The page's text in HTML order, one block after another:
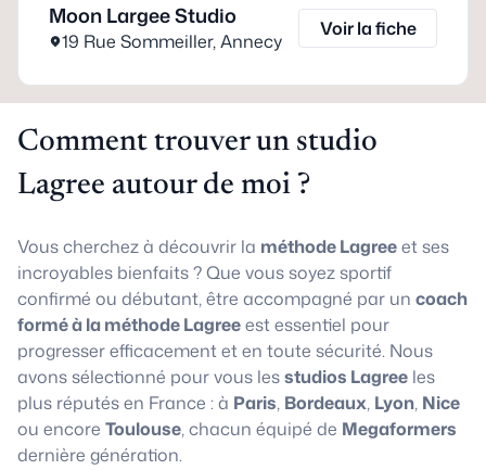
Moon Largee Studio
19 Rue Sommeiller,Annecy
Voir la fiche
Comment trouver un studio
Lagree autour de moi ?
Vous cherchez à découvrir la méthode Lagreeet ses
incroyables bienfaits ? Que vous soyez sportif
confirmé ou débutant, être accompagné par un coach
formé à la méthode Lagreeest essentiel pour
progresser efficacement et en toute sécurité. Nous
avons sélectionné pour vous lesstudios Lagree les
plus réputés en France : à Paris, Bordeaux, Lyon, Nice
ou encore Toulouse, chacun équipé de Megaformers
dernière génération.